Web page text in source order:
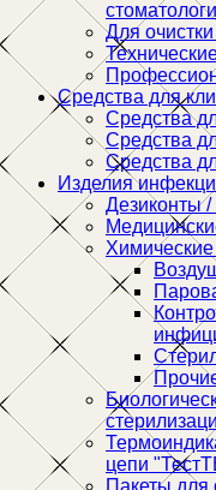
Для
Средства для
Средства
Средства
Средства
Изделия
Дезиконты
цепи
Пакеты для